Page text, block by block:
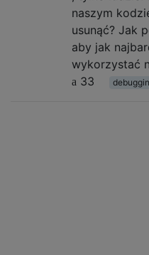
naszym
usunąć? Jak
aby jak
wykorzystać
33